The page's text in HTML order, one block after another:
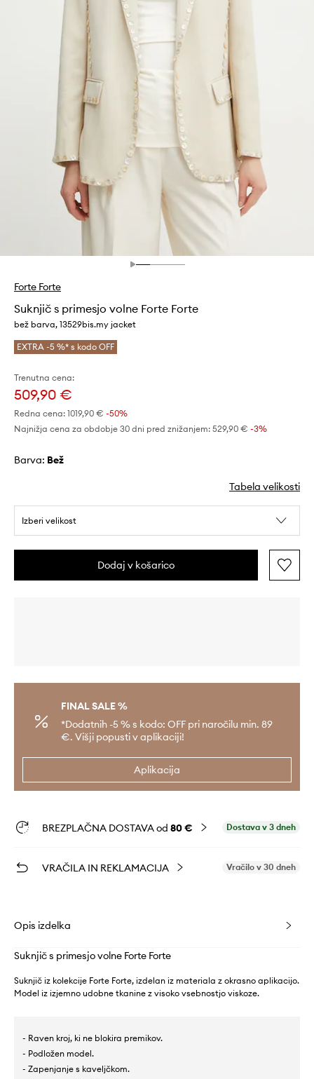
Forte Forte
Suknjič s primesjo volne Forte Forte
bež barva, 13529bis.my jacket
EXTRA -5 %* s kodo OFF
Trenutna cena:
509,90 €
Redna cena: 1019,90 € -50%
Najnižja cena za obdobje 30 dni pred znižanjem: 529,90 € -3%
Barva: bež
Tabela velikosti
Izberi velikost
Dodaj v košarico
FINAL SALE %
*Dodatnih -5 % s kodo: OFF pri naročilu min. 89
€. Višji popusti v aplikaciji!
Aplikacija
BREZPLAČNA DOSTAVA od 80 € Dostava v 3 dneh
VRAČILA IN REKLAMACIJA Vračilo v 30 dneh
Opis izdelka
Suknjič s primesjo volne Forte Forte
Suknjič iz kolekcije Forte Forte, izdelan iz materiala z okrasno aplikacijo.
Model iz izjemno udobne tkanine z visoko vsebnostjo viskoze.
- Raven kroj, ki ne blokira premikov.
- Podložen model.
- Zapenjanje s kaveljčkom.